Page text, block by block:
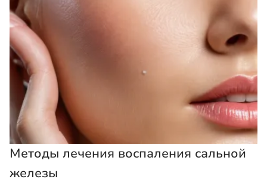
Методы лечения воспаления сальной
железы